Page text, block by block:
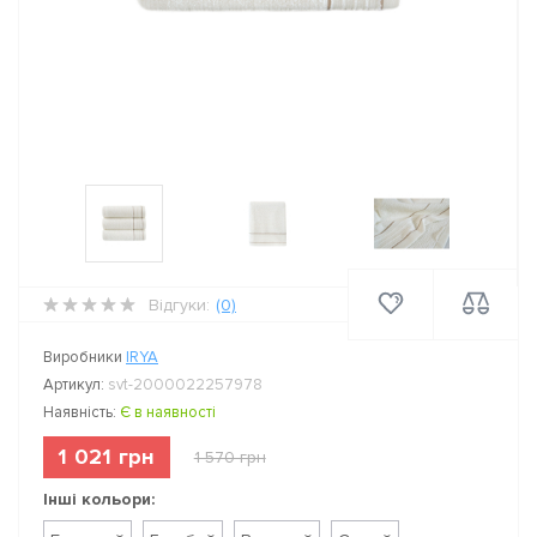
Відгуки: (0)
Виробники IRYA
Артикул: svt-2000022257978
Наявність: Є в наявності
1 021 грн 1 570 грн
Інші кольори: